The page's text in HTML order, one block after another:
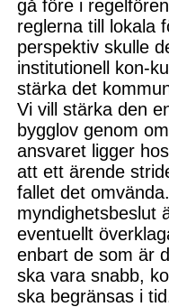
gå före i
reglerna till lokala
perspektiv skulle
institutionell kon-
stärka det
Vi vill stärka den
bygglov genom
ansvaret ligger
att ett ärende
fallet det
myndighetsbeslut
eventuellt över
enbart de som är
ska vara snabb,
ska begränsas i